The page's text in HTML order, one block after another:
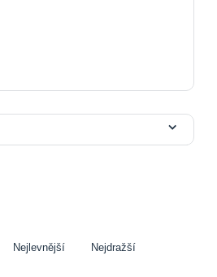
Nejlevnější Nejdražší